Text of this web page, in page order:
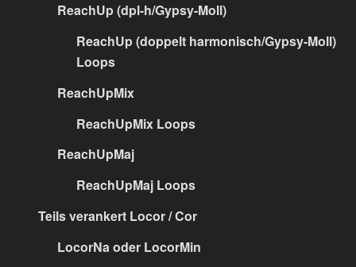
ReachUp (dpl-h/Gypsy-Moll)
ReachUp (doppelt harmonisch/Gypsy-Moll)
Loops
ReachUpMix
ReachUpMix Loops
ReachUpMaj
ReachUpMaj Loops
Teils verankert Locor / Cor
LocorNa oder LocorMin